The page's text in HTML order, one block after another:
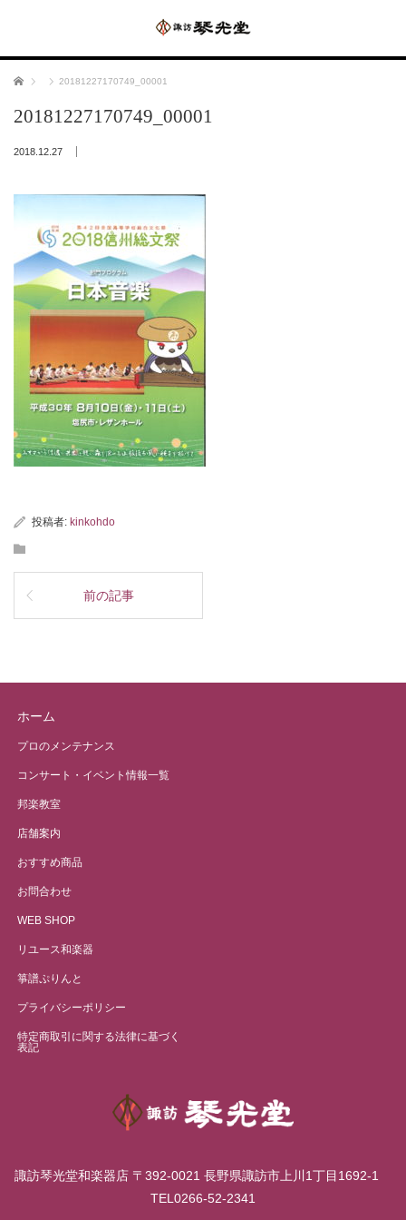
ホーム 20181227170749_00001
20181227170749_00001
2018.12.27
投稿者: kinkohdo
前の記事
ホーム
プロのメンテナンス
コンサート・イベント情報一覧
邦楽教室
店舗案内
おすすめ商品
お問合わせ
WEB SHOP
リユース和楽器
箏譜ぷりんと
プライバシーポリシー
特定商取引に関する法律に基づく
表記
諏訪琴光堂和楽器店 〒392-0021 長野県諏訪市上川1丁目1692-1
TEL0266-52-2341